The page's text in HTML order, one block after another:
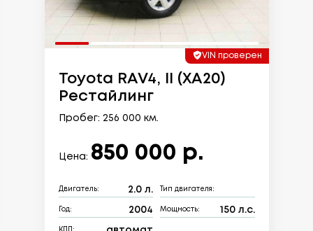
VIN проверен
Toyota RAV4, II (XA20)
Рестайлинг
Пробег: 256 000 км.
Цена: 850 000 р.
Двигатель: 2.0 л. Тип двигателя:
Год: 2004 Мощность: 150 л.с.